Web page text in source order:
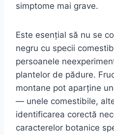
simptome mai grave.
Este esențial să nu se
negru cu specii
persoanele
plantelor de pădure.
montane pot aparține
— unele comestibile,
identificarea corectă
caracterelor botanice